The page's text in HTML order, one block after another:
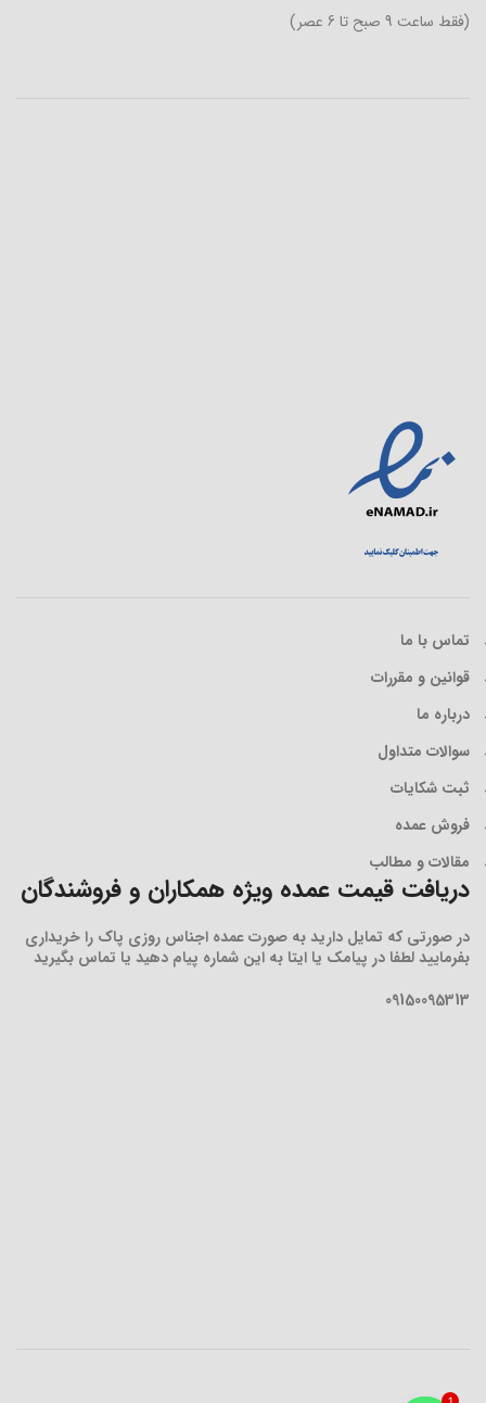
(فقط ساعت 9 صبح تا 6 عصر)
تماس با ما
قوانین و مقررات
درباره ما
سوالات متداول
ثبت شکایات
فروش عمده
مقالات و مطالب
دریافت قیمت عمده ویژه همکاران و فروشندگان
در صورتی که تمایل دارید به صورت عمده اجناس روزی پاک را خریداری
بفرمایید لطفا در پیامک یا ایتا به این شماره پیام دهید یا تماس بگیرید
09150095313